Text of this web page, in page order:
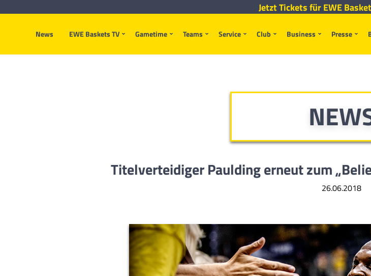
News EWE Baskets TV Gametime Teams Service Club Business Presse
Jetzt Tickets für EWE
Titelverteidiger Paulding erneut zum
26.06.2018